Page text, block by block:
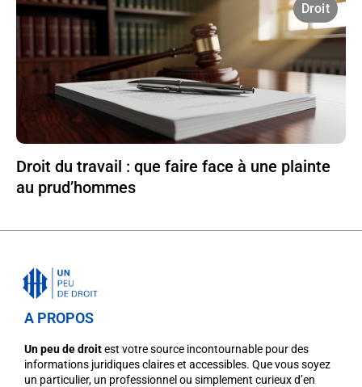
Droit
Droit du travail : que faire face à une plainte
au prud’hommes
A PROPOS
Un peu de droitest votre source incontournable pour des
informations juridiques claires et accessibles. Que vous soyez
un particulier, un professionnel ou simplement curieux d’en